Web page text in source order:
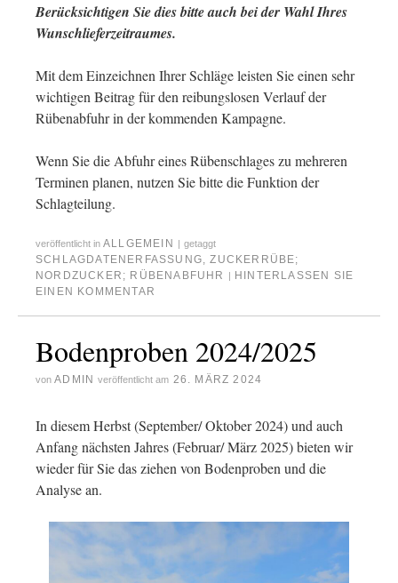
Berücksichtigen Sie dies bitte auch bei der Wahl Ihres
Wunschlieferzeitraumes.
Mit dem Einzeichnen Ihrer Schläge leisten Sie einen sehr
wichtigen Beitrag für den reibungslosen Verlauf der
Rübenabfuhr in der kommenden Kampagne.
Wenn Sie die Abfuhr eines Rübenschlages zu mehreren
Terminen planen, nutzen Sie bitte die Funktion der
Schlagteilung.
veröffentlicht in ALLGEMEIN getaggt
SCHLAGDATENERFASSUNG,ZUCKERRÜBE;
NORDZUCKER; RÜBENABFUHR
HINTERLASSEN SIE
EINEN KOMMENTAR
Bodenproben 2024/2025
von ADMIN veröffentlicht am 26. MÄRZ 2024
In diesem Herbst (September/ Oktober 2024) und auch
Anfang nächsten Jahres (Februar/ März 2025) bieten wir
wieder für Sie das ziehen von Bodenproben und die
Analyse an.